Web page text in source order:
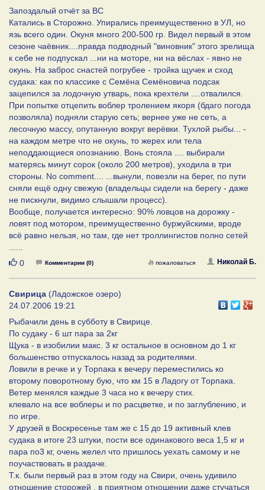
Запоздалый отчёт за ВС
Катались в Сторожно. Упирались преимущественно в УЛ, но
язь всего один. Окуня много 200-500 гр. Видел первый в этом
сезоне чаёвник....правда подводный "виновник" этого зрелища
к себе не подпускал ...ни на моторе, ни на вёслах - явно не
окунь. На заброс снастей погрубее - тройка щучек и сход
судака: как по классике с Семёна Семёновича подсак
зацепился за лодочную утварь, пока крехтели ....отвалился.
При попытке отцепить воблер тролением якоря (бдаго погода
позволяла) подняли старую сеть; вернее уже не сеть, а
лесочную массу, опутанную вокруг верёвки. Тухлой рыбы... -
на каждом метре что не окунь, то жерех или тела
неподдающиеся опознанию. Вонь стояла .... выбирали
матерясь минут сорок (около 200 метров), уходила в три
стороны. No comment.... ...вынули, повезли на берег, по пути
сняли ещё одну свежую (владельцы сидели на берегу - даже
не пискнули, видимо слышали процесс).
Вообще, получается интересно: 90% ловцов на дорожку -
ловят под мотором, преимущественно буржуйскими, вроде
всё равно нельзя, но там, где нет троллингистов полно сетей
Нравится
0 Комментарии (0) Николай Б.
пожаловаться
Свирица (Ладожское озеро)
24.07.2006 19:21
Рыбачили день в субботу в Свирице.
По судаку - 6 шт пара за 2кг
Щука - в изобилии макс. 3 кг остальное в основном до 1 кг
большенство отпускалось назад за родителями.
Ловили в речке и у Торпака к вечеру переместились ко
второму поворотному бую, что км 15 в Ладогу от Торпака.
Ветер менялся каждые 3 часа но к вечеру стих.
клевало на все воблеры и по расцветке, и по заглублению, и
по игре.
У друзей в Воскресенье там же с 15 до 19 активный клев
судака в итоге 23 штуки, пости все одинакового веса 1,5 кг и
пара по3 кг, очень желел что пришлось уехать самому и не
поучаствовать в раздаче.
Т.к. были первый раз в этом году на Свири, очень удивило
отношение сторожей , в приятном отношении даже стучаться